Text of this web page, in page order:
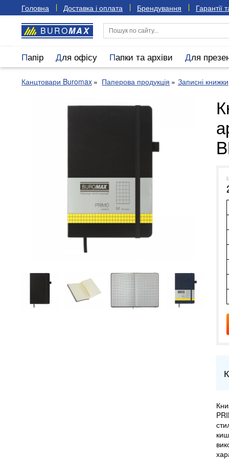
Головна Доставка і оплата Брендування Гарантії
BUROMAX
Папір Для офісу Папки та архіви Для
Канцтовари Buromax Паперова продукція Записні книжки